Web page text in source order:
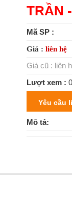
TRẦN
Mã SP :
Giá : liên hệ
Giá cũ : liên
Lượt xem : 0
Yêu cầu
Mô tả: